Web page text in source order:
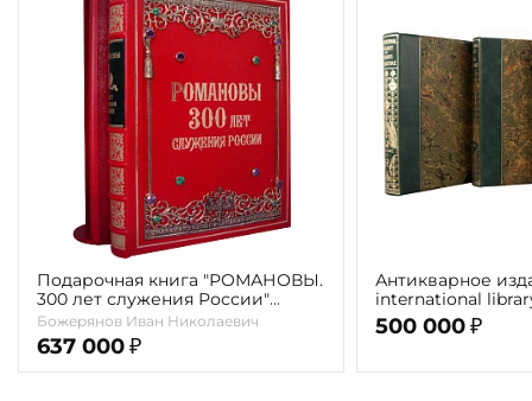
Подарочная книга "РОМАНОВЫ.
300 лет служения России"
Экземпляр № 09 ППМ.17.024
Божерянов Иван Николаевич
637 000 ₽
Антикварное
international
literature" 1898 г.
500 000 ₽